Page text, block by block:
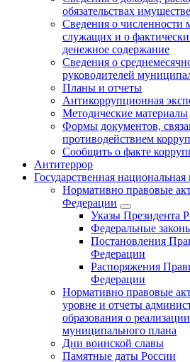
обязательствах
Сведения о численности
служащих и о
денежное содержание
Сведения о
руководителей
Планы и отчеты
Антикоррупционная
Методические материалы
Формы документов,
противодействием
Сообщить о факте
Антитеррор
Государственная национальная
Нормативно правовые
Федерации
Указы Президента
Федеральные
Постановления
Федерации
Распоряжения
Федерации
Нормативно правовые
уровне и отчеты
образования о
муниципального плана
Дни воинской славы
Памятные даты России